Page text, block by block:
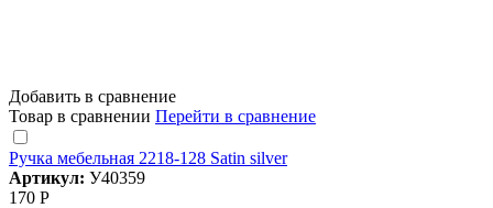
Добавить в сравнение
Товар в сравнении Перейти в сравнение
Ручка мебельная 2218-128 Satin silver
Артикул: У40359
170 Р